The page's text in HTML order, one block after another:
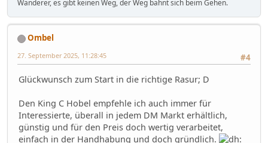
Wanderer, es gibt keinen Weg, der Weg bahnt sich beim Gehen.
Ombel
#4
27. September 2025, 11:28:45
Glückwunsch zum Start in die richtige Rasur; D
Den King C Hobel empfehle ich auch immer für
Interessierte, überall in jedem DM Markt erhältlich,
günstig und für den Preis doch wertig verarbeitet,
einfach in der Handhabung und doch gründlich.